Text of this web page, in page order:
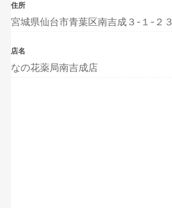
住所
宮城県仙台市青葉区南吉成３-１-２３
店名
なの花薬局南吉成店